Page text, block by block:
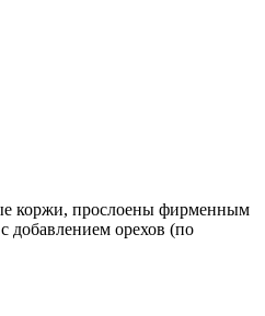
коржи, прослоены фирменным
добавлением орехов (по